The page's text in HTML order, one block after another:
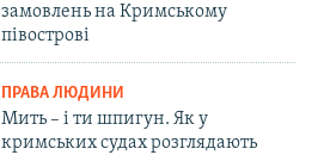
замовлень на Кримському
півострові
ПРАВА ЛЮДИНИ
Мить – і ти шпигун. Як у
кримських судах розглядають